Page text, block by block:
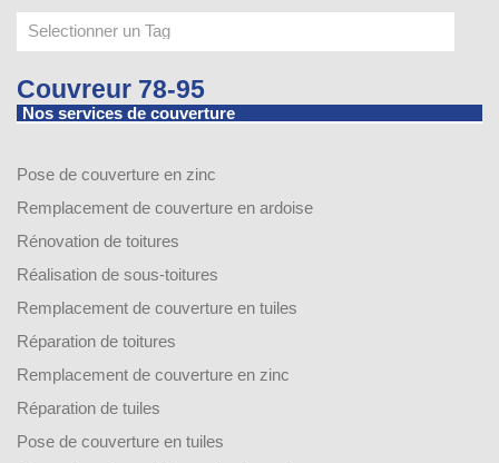
Couvreur 78-95
Nos services de couverture
Pose de couverture en zinc
Remplacement de couverture en ardoise
Rénovation de toitures
Réalisation de sous-toitures
Remplacement de couverture en tuiles
Réparation de toitures
Remplacement de couverture en zinc
Réparation de tuiles
Pose de couverture en tuiles